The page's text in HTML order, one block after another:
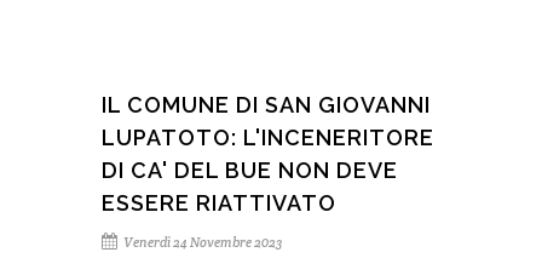
IL COMUNE DI SAN GIOVANNI
LUPATOTO: L'INCENERITORE
DI CA' DEL BUE NON DEVE
ESSERE RIATTIVATO
Venerdì 24 Novembre 2023